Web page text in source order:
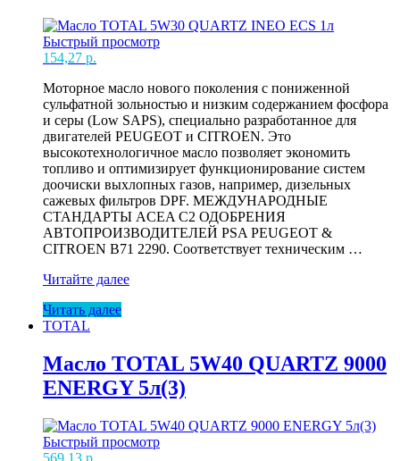
Быстрый просмотр
154,27 р.
Моторное масло нового поколения с пониженной
сульфатной зольностью и низким содержанием фосфора
и серы (Low SAPS), специально разработанное для
двигателей PEUGEOT и CITROEN. Это
высокотехнологичное масло позволяет экономить
топливо и оптимизирует функционирование систем
доочиски выхлопных газов, например, дизельных
сажевых фильтров DPF. МЕЖДУНАРОДНЫЕ
СТАНДАРТЫ ACEA C2 ОДОБРЕНИЯ
АВТОПРОИЗВОДИТЕЛЕЙ PSA PEUGEOT &
CITROEN B71 2290. Cоответствует техническим …
Масло
5W30
QUARTZ
ECS
1л
Читайте далее
Читать далее
TOTAL
Масло TOTAL 5W40 QUARTZ 9000
ENERGY 5л(3)
Быстрый просмотр
569,13 р.